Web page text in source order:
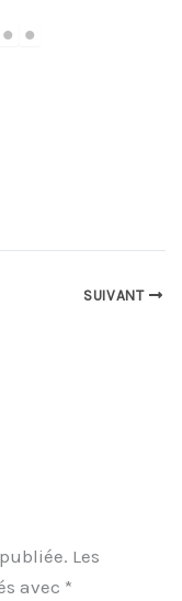
SUIVANT
Les
avec *